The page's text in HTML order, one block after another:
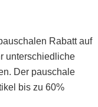
Rabatt auf
unterschiedliche
Der pauschale
bis zu 60%